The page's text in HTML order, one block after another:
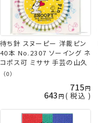
待ち針 スヌーピー 洋裁ピン
40本 No.2307 ソーイング ネ
コポス可 ミササ 手芸の山久
（0）
715
643 税込